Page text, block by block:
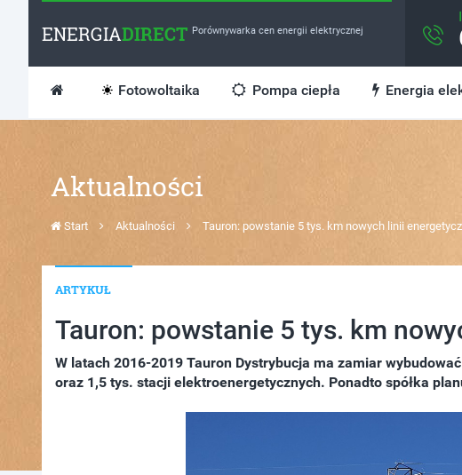
ENERGIADIRECT Porównywarka cen energii elektrycznej
Fotowoltaika Pompa ciepła Energia
Aktualności
Start Aktualności Tauron: powstanie 5 tys. km nowych linii
ARTYKUŁ
Tauron: powstanie 5 tys. km
W latach 2016-2019 Tauron Dystrybucja ma zamiar
oraz 1,5 tys. stacji elektroenergetycznych. Ponadto spółka